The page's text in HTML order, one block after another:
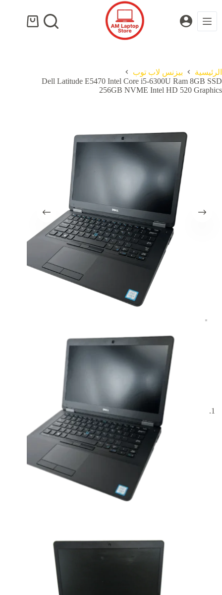
إلى
المحتوى
عربة
الرئيسية
بيزنس لاب توب
Dell Latitude E5470 Intel Core i5-6300U Ram 8GB SSD
256GB NVME Intel HD 520 Graphics